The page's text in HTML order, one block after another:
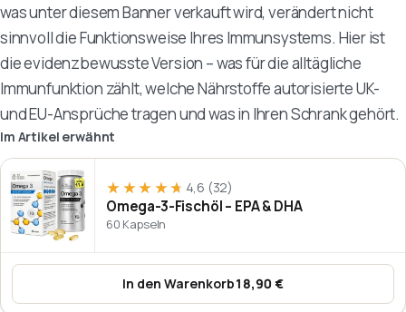
was unter diesem Banner verkauft wird, verändert nicht
sinnvoll die Funktionsweise Ihres Immunsystems. Hier ist
die evidenzbewusste Version – was für die alltägliche
Immunfunktion zählt, welche Nährstoffe autorisierte UK-
und EU-Ansprüche tragen und was in Ihren Schrank gehört.
Im Artikel erwähnt
★★★★★
★★★★★ 4,6 (32)
Omega-3-Fischöl – EPA & DHA
60 Kapseln
In den Warenkorb18,90 €
:Omega-3-Fischöl – EPA & DHA